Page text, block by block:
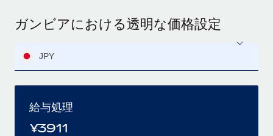
ガンビアにおける透明な価格設定
JPY
給与処理
¥3911